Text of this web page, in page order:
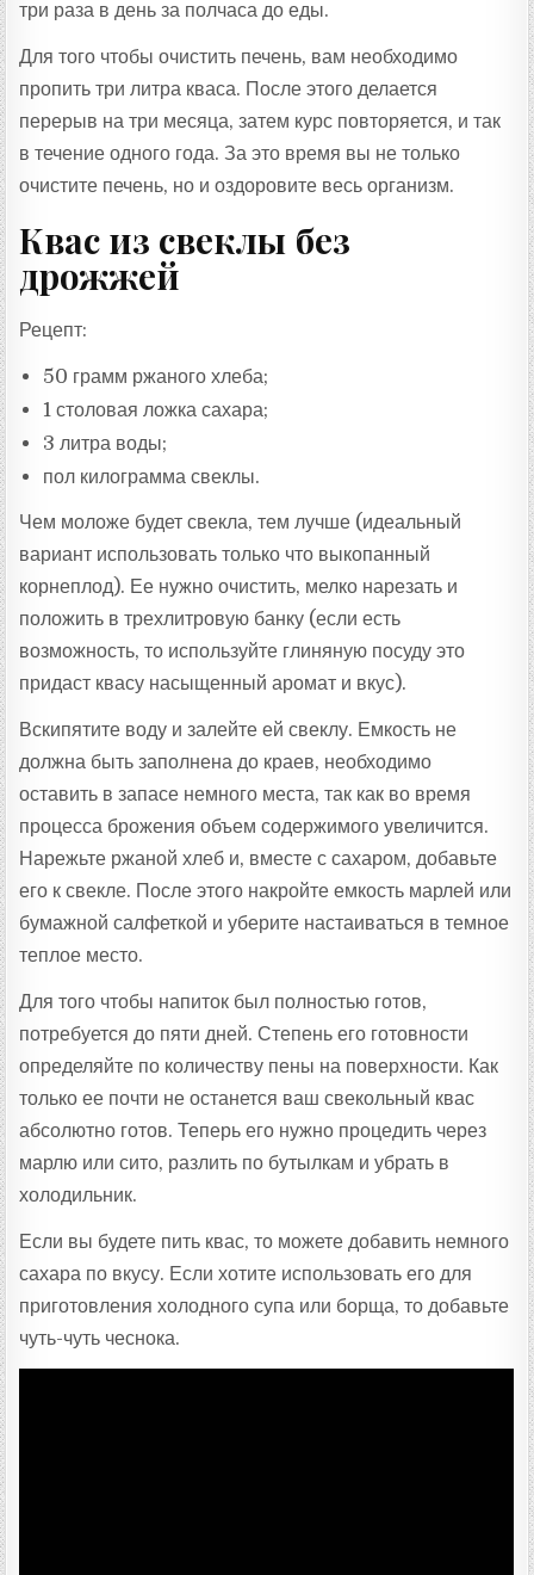
три раза в день за полчаса до еды.
Для того чтобы очистить печень, вам необходимо
пропить три литра кваса. После этого делается
перерыв на три месяца, затем курс повторяется, и так
в течение одного года. За это время вы не только
очистите печень, но и оздоровите весь организм.
Квас из свеклы без
дрожжей
Рецепт:
50 грамм ржаного хлеба;
1 столовая ложка сахара;
3 литра воды;
пол килограмма свеклы.
Чем моложе будет свекла, тем лучше (идеальный
вариант использовать только что выкопанный
корнеплод). Ее нужно очистить, мелко нарезать и
положить в трехлитровую банку (если есть
возможность, то используйте глиняную посуду это
придаст квасу насыщенный аромат и вкус).
Вскипятите воду и залейте ей свеклу. Емкость не
должна быть заполнена до краев, необходимо
оставить в запасе немного места, так как во время
процесса брожения объем содержимого увеличится.
Нарежьте ржаной хлеб и, вместе с сахаром, добавьте
его к свекле. После этого накройте емкость марлей или
бумажной салфеткой и уберите настаиваться в темное
теплое место.
Для того чтобы напиток был полностью готов,
потребуется до пяти дней. Степень его готовности
определяйте по количеству пены на поверхности. Как
только ее почти не останется ваш свекольный квас
абсолютно готов. Теперь его нужно процедить через
марлю или сито, разлить по бутылкам и убрать в
холодильник.
Если вы будете пить квас, то можете добавить немного
сахара по вкусу. Если хотите использовать его для
приготовления холодного супа или борща, то добавьте
чуть-чуть чеснока.